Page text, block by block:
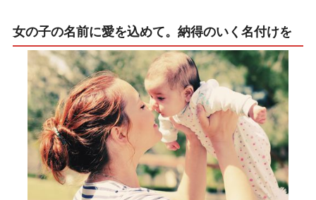
女の子の名前に愛を込めて。納得のいく名付けを